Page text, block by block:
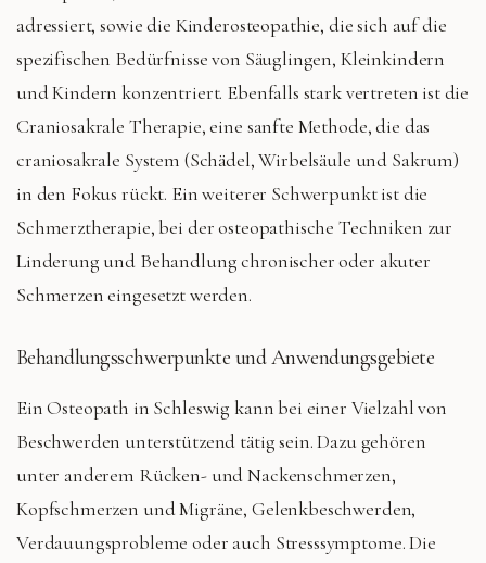
adressiert, sowie die Kinderosteopathie, die sich auf die
spezifischen Bedürfnisse von Säuglingen, Kleinkindern
und Kindern konzentriert. Ebenfalls stark vertreten ist die
Craniosakrale Therapie, eine sanfte Methode, die das
craniosakrale System (Schädel, Wirbelsäule und Sakrum)
in den Fokus rückt. Ein weiterer Schwerpunkt ist die
Schmerztherapie, bei der osteopathische Techniken zur
Linderung und Behandlung chronischer oder akuter
Schmerzen eingesetzt werden.
Behandlungsschwerpunkte und Anwendungsgebiete
Ein Osteopath in Schleswig kann bei einer Vielzahl von
Beschwerden unterstützend tätig sein. Dazu gehören
unter anderem Rücken- und Nackenschmerzen,
Kopfschmerzen und Migräne, Gelenkbeschwerden,
Verdauungsprobleme oder auch Stresssymptome. Die